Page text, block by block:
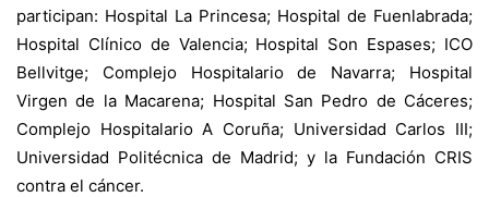
participan: Hospital La Princesa; Hospital de Fuenlabrada;
Hospital Clínico de Valencia; Hospital Son Espases; ICO
Bellvitge; Complejo Hospitalario de Navarra; Hospital
Virgen de la Macarena; Hospital San Pedro de Cáceres;
Complejo Hospitalario A Coruña; Universidad Carlos III;
Universidad Politécnica de Madrid; y la Fundación CRIS
contra el cáncer.